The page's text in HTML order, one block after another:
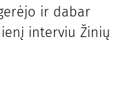
ir dabar
interviu Žinių